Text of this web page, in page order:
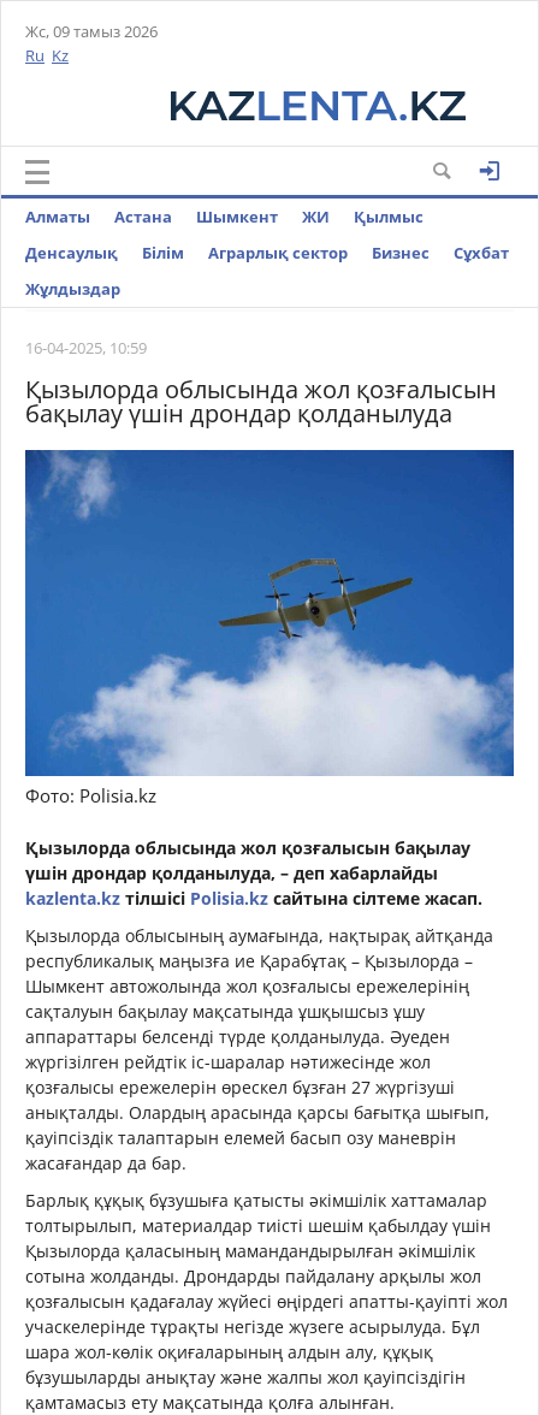
Жс, 09 тамыз 2026
Ru Kz
Алматы Астана Шымкент ЖИ
Қылмыс
Денсаулық
Білім Аграрлық сектор Бизнес
Cұхбат
Жұлдыздар
16-04-2025, 10:59
Қызылорда облысында жол қозғалысын
бақылау үшін дрондар қолданылуда
Фото: Polisia.kz
Қызылорда облысында жол қозғалысын бақылау
үшін дрондар қолданылуда, – деп хабарлайды
kazlenta.kz тілшісі Polisia.kz сайтына сілтеме жасап.
Қызылорда облысының аумағында, нақтырақ айтқанда
республикалық маңызға ие Қарабұтақ – Қызылорда –
Шымкент автожолында жол қозғалысы ережелерінің
сақталуын бақылау мақсатында ұшқышсыз ұшу
аппараттары белсенді түрде қолданылуда. Әуеден
жүргізілген рейдтік іс-шаралар нәтижесінде жол
қозғалысы ережелерін өрескел бұзған 27 жүргізуші
анықталды. Олардың арасында қарсы бағытқа шығып,
қауіпсіздік талаптарын елемей басып озу маневрін
жасағандар да бар.
Барлық құқық бұзушыға қатысты әкімшілік хаттамалар
толтырылып, материалдар тиісті шешім қабылдау үшін
Қызылорда қаласының мамандандырылған әкімшілік
сотына жолданды. Дрондарды пайдалану арқылы жол
қозғалысын қадағалау жүйесі өңірдегі апатты-қауіпті жол
учаскелерінде тұрақты негізде жүзеге асырылуда. Бұл
шара жол-көлік оқиғаларының алдын алу, құқық
бұзушыларды анықтау және жалпы жол қауіпсіздігін
қамтамасыз ету мақсатында қолға алынған.